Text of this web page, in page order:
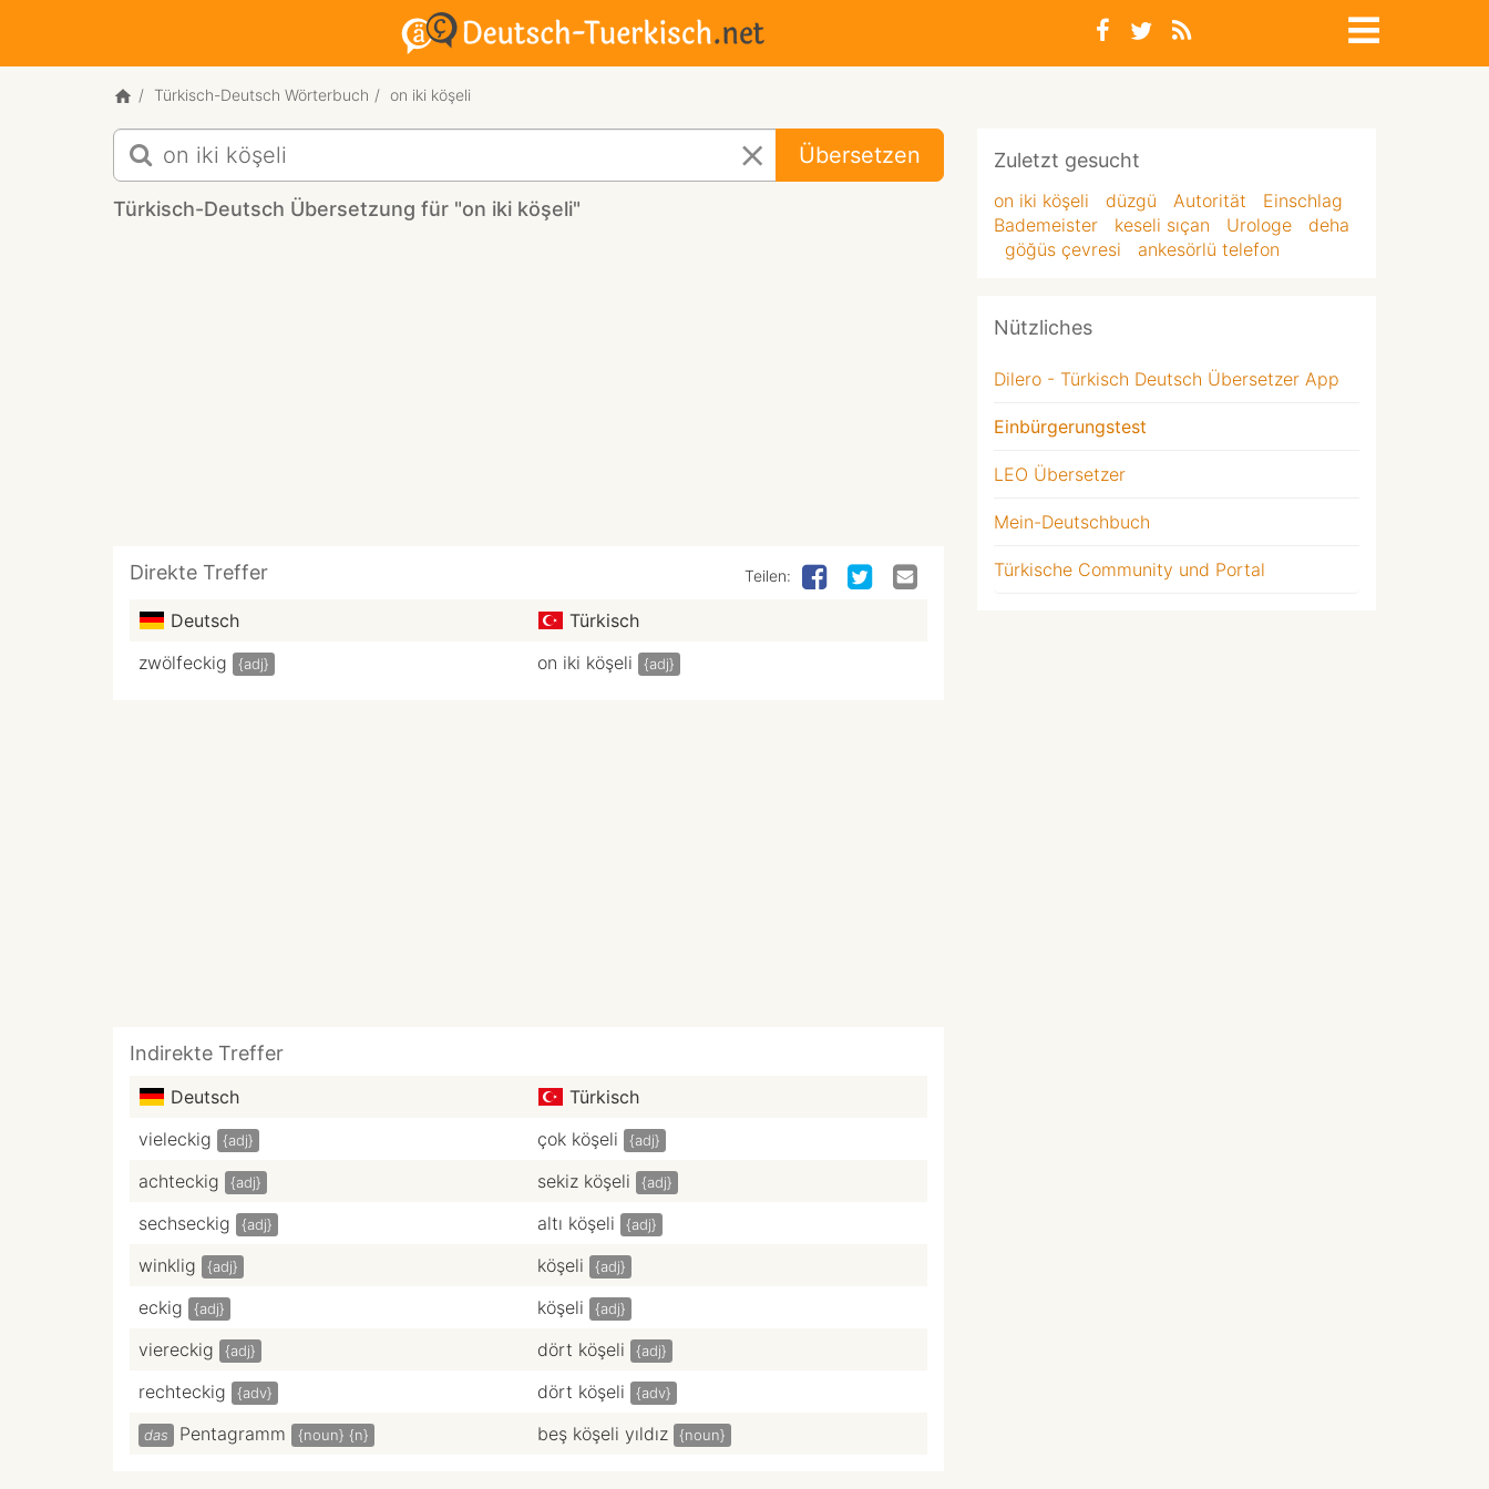
Türkisch-Deutsch Wörterbuch on iki köşeli
Türkisch-
Deutsch
Übersetzung
für
Übersetzen
Türkisch-Deutsch Übersetzung für "on iki köşeli"
Direkte Treffer Teilen:
Deutsch
Türkisch
zwölfeckig
{adj} on iki köşeli {adj}
Indirekte Treffer
Deutsch
Türkisch
vieleckig
{adj} çok köşeli {adj}
achteckig {adj} sekiz köşeli {adj}
sechseckig {adj} altı köşeli {adj}
winklig {adj} köşeli {adj}
eckig {adj} köşeli {adj}
viereckig {adj} dört köşeli {adj}
rechteckig {adv} dört köşeli {adv}
das Pentagramm {noun} {n} beş köşeli yıldız {noun}
Zuletzt gesucht
on iki köşeli düzgü Autorität
Einschlag
Bademeister
keseli sıçan Urologe
deha
göğüs çevresi
ankesörlü telefon
Nützliches
Dilero - Türkisch Deutsch Übersetzer App
Einbürgerungstest
LEO Übersetzer
Mein-Deutschbuch
Türkische Community und Portal